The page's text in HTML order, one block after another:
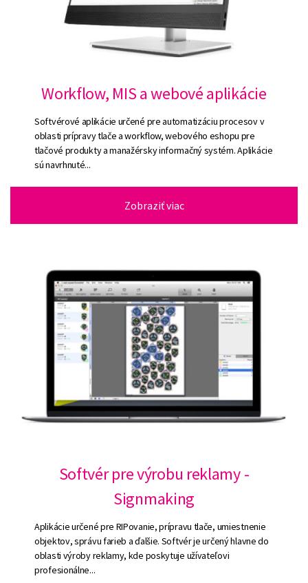
Workflow, MIS a webové aplikácie
Softvérové aplikácie určené pre automatizáciu procesov v
oblasti prípravy tlače a workflow, webového eshopu pre
tlačové produkty a manažérsky informačný systém. Aplikácie
sú navrhnuté...
Zobraziť viac
Softvér pre výrobu reklamy -
Signmaking
Aplikácie určené pre RIPovanie, prípravu tlače, umiestnenie
objektov, správu farieb a ďalšie. Softvér je určený hlavne do
oblasti výroby reklamy, kde poskytuje užívateľovi
profesionálne...